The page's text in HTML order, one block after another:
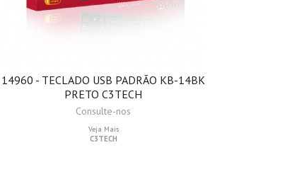
14960 - TECLADO USB PADRÃO KB-14BK
PRETO C3TECH
Consulte-nos
Veja Mais
C3TECH